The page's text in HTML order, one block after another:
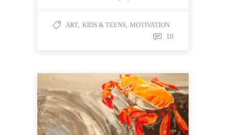
ART, KIDS & TEENS, MOTIVATION
10